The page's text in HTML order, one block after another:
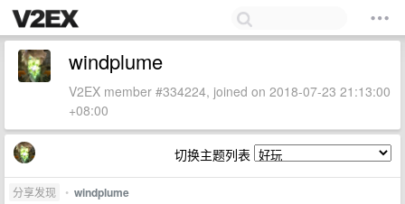
windplume
V2EX member #334224, joined on 2018-07-23 21:13:00
+08:00
切换主题列表
分享发现 • windplume